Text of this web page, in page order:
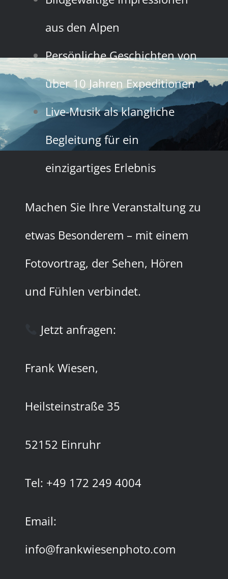
aus den Alpen
Persönliche Geschichten von
über 10 Jahren Expeditionen
Live-Musik als klangliche
Begleitung für ein
einzigartiges Erlebnis
Machen Sie Ihre Veranstaltung zu
etwas Besonderem – mit einem
Fotovortrag, der Sehen, Hören
und Fühlen verbindet.
Jetzt anfragen:
Frank Wiesen,
Heilsteinstraße 35
52152 Einruhr
Tel: +49 172 249 4004
Email:
info@frankwiesenphoto.com